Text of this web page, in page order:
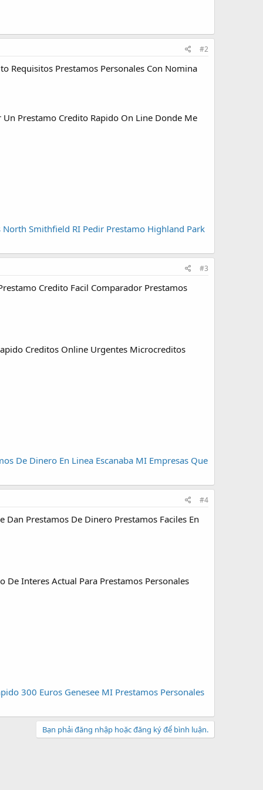
#2
Requisitos Prestamos Personales Con Nomina
Prestamo Credito Rapido On Line Donde Me
North Smithfield RI Pedir Prestamo Highland Park
#3
Credito Facil Comparador Prestamos
Creditos Online Urgentes Microcreditos
De Dinero En Linea Escanaba MI Empresas Que
#4
Prestamos De Dinero Prestamos Faciles En
De Interes Actual Para Prestamos Personales
300 Euros Genesee MI Prestamos Personales
Bạn phải đăng nhập hoặc đăng ký để bình luận.